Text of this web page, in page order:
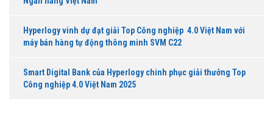
Hyperlogy vinh dự đạt giải Top Công nghiệp 4.0 Việt Nam với
máy bán hàng tự động thông minh SVM C22
Smart Digital Bank của Hyperlogy chinh phục giải thưởng Top
Công nghiệp 4.0 Việt Nam 2025